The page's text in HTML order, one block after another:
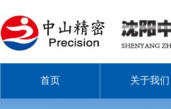
首页 关于我们